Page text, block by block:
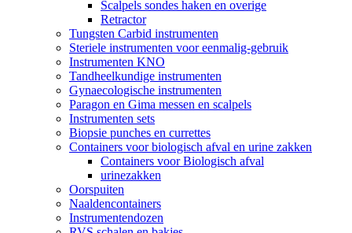
Scalpels sondes haken en overige
Retractor
Tungsten Carbid instrumenten
Steriele instrumenten voor eenmalig-gebruik
Instrumenten KNO
Tandheelkundige instrumenten
Gynaecologische instrumenten
Paragon en Gima messen en scalpels
Instrumenten sets
Biopsie punches en currettes
Containers voor biologisch afval en urine zakken
Containers voor Biologisch afval
urinezakken
Oorspuiten
Naaldencontainers
Instrumentendozen